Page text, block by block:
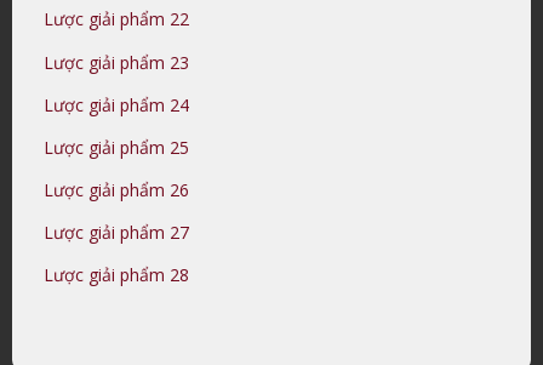
Lược giải phẩm 22
Lược giải phẩm 23
Lược giải phẩm 24
Lược giải phẩm 25
Lược giải phẩm 26
Lược giải phẩm 27
Lược giải phẩm 28